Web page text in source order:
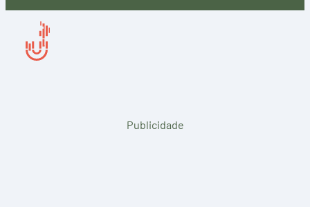
Publicidade